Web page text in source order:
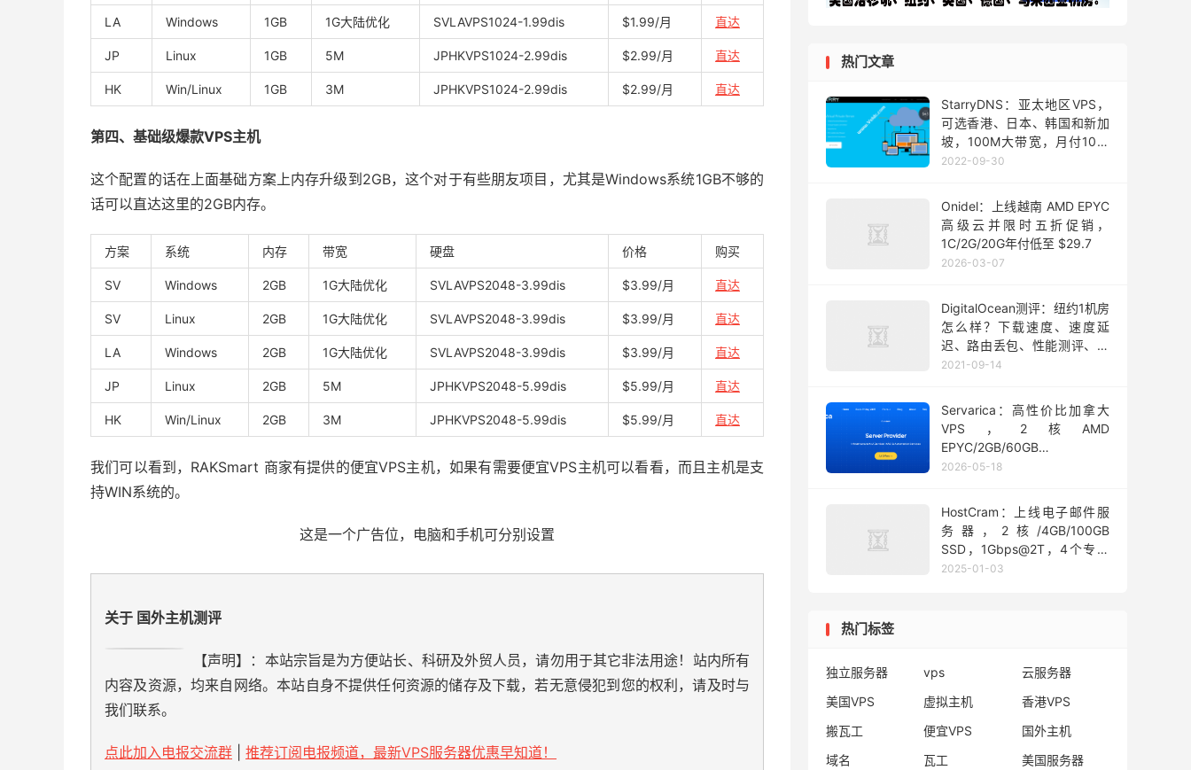
LA Windows 1GB 1G大陆优化 SVLAVPS1024-1.99dis $1.99/月 直达
JP Linux 1GB 5M JPHKVPS1024-2.99dis $2.99/月 直达
HK Win/Linux 1GB 3M JPHKVPS1024-2.99dis $2.99/月 直达
第四、基础级爆款VPS主机
这个配置的话在上面基础方案上内存升级到2GB，这个对于有些朋友项目，尤其是Windows系统1GB不够的
话可以直达这里的2GB内存。
方案 系统 内存 带宽 硬盘 价格 购买
SV Windows 2GB 1G大陆优化 SVLAVPS2048-3.99dis $3.99/月 直达
SV Linux 2GB 1G大陆优化 SVLAVPS2048-3.99dis $3.99/月 直达
LA Windows 2GB 1G大陆优化 SVLAVPS2048-3.99dis $3.99/月 直达
JP Linux 2GB 5M JPHKVPS2048-5.99dis $5.99/月 直达
HK Win/Linux 2GB 3M JPHKVPS2048-5.99dis $5.99/月 直达
我们可以看到，RAKSmart 商家有提供的便宜VPS主机，如果有需要便宜VPS主机可以看看，而且主机是支
持WIN系统的。
这是一个广告位，电脑和手机可分别设置
关于 国外主机测评
【声明】：本站宗旨是为方便站长、科研及外贸人员，请勿用于其它非法用途！站内所有
内容及资源，均来自网络。本站自身不提供任何资源的储存及下载，若无意侵犯到您的权利，请及时与
我们联系。
点此加入电报交流群 推荐订阅电报频道，最新VPS服务器优惠早知道！
热门文章
StarryDNS：亚太地区VPS，
可选香港、日本、韩国和新加
坡，100M大带宽，月付10美
元起
2022-09-30
Onidel：上线越南 AMD EPYC
高级云并限时五折促销，
1C/2G/20G年付低至 $29.7
2026-03-07
DigitalOcean测评：纽约1机房
怎么样？下载速度、速度延
迟、路由丢包、性能测评、流
媒体解锁
2021-09-14
Servarica：高性价比加拿大
VPS，2核AMD
EPYC/2GB/60GB
NVMe/10Gbps@6 TB或
2026-05-18
HostCram：上线电子邮件服
务器，2核/4GB/100GB
SSD，1Gbps@2T，4个专用
IP，最高可达256个IP，月付
2025-01-03
热门标签
独立服务器 vps
云服务器
美国VPS
虚拟主机
香港VPS
搬瓦工
便宜VPS
国外主机
域名
瓦工
美国服务器